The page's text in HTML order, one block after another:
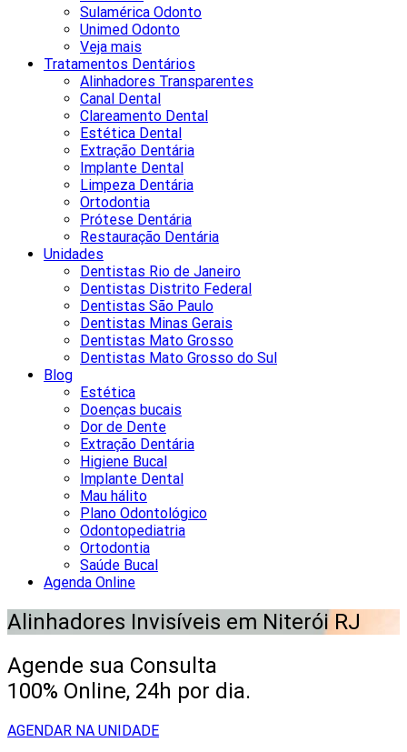
Sulamérica Odonto
Unimed Odonto
Veja mais
Tratamentos Dentários
Alinhadores Transparentes
Canal Dental
Clareamento Dental
Estética Dental
Extração Dentária
Implante Dental
Limpeza Dentária
Ortodontia
Prótese Dentária
Restauração Dentária
Unidades
Dentistas Rio de Janeiro
Dentistas Distrito Federal
Dentistas São Paulo
Dentistas Minas Gerais
Dentistas Mato Grosso
Dentistas Mato Grosso do Sul
Blog
Estética
Doenças bucais
Dor de Dente
Extração Dentária
Higiene Bucal
Implante Dental
Mau hálito
Plano Odontológico
Odontopediatria
Ortodontia
Saúde Bucal
Agenda Online
Alinhadores Invisíveis em Niterói RJ
Agende sua Consulta
100% Online, 24h por dia.
AGENDAR NA UNIDADE